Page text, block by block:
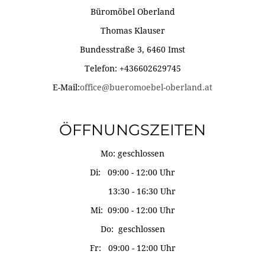
Büromöbel Oberland
Thomas Klauser
Bundesstraße 3, 6460 Imst
Telefon: +436602629745
E-Mail:office@bueromoebel-oberland.at
ÖFFNUNGSZEITEN
Mo: geschlossen
Di: 09:00 - 12:00 Uhr
13:30 - 16:30 Uhr
Mi: 09:00 - 12:00 Uhr
Do: geschlossen
Fr: 09:00 - 12:00 Uhr